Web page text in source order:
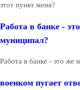
этот пункт меня?
Работа в банке -
муниципал?
Работа в банке - это же
военком пугает